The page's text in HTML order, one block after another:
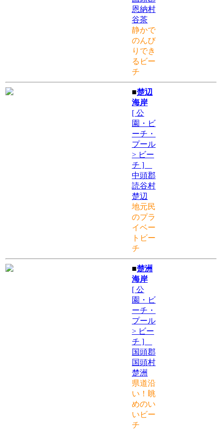
恩納村
谷茶
静かで
のんび
りでき
るビー
チ
■楚辺
海岸
[ 公
園・ビ
ーチ・
プール
> ビー
チ ]
中頭郡
読谷村
楚辺
地元民
のプラ
イベー
トビー
チ
■楚洲
海岸
[ 公
園・ビ
ーチ・
プール
> ビー
チ ]
国頭郡
国頭村
楚洲
県道沿
い！眺
めのい
いビー
チ